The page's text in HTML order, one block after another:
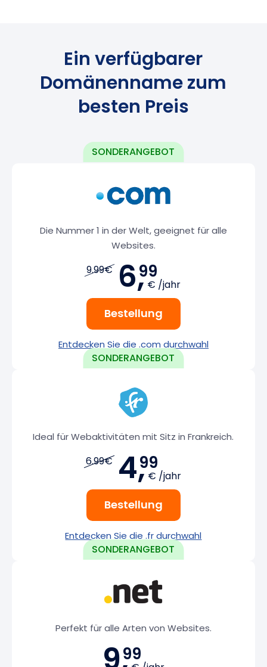
Ein verfügbarer
Domänenname zum
besten Preis
Die Nummer 1 in der Welt, geeignet für alle
Websites.
9.99€ 6,99
€ /jahr
Bestellung
Entdecken Sie die .com durchwahl
Ideal für Webaktivitäten mit Sitz in Frankreich.
6.99€ 4,99
€ /jahr
Bestellung
Entdecken Sie die .fr durchwahl
Perfekt für alle Arten von Websites.
99